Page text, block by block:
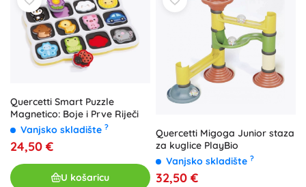
Quercetti Smart Puzzle
Magnetico: Boje i Prve Riječi
Vanjsko skladište ?
24,50 €
U košaricu
Quercetti Migoga Junior staza
za kuglice PlayBio
Vanjsko skladište ?
32,50 €